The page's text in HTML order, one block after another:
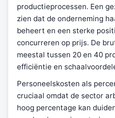
productieprocessen. Een
zien dat de onderneming
beheert en een sterke
concurreren op prijs. De
meestal tussen 20 en 40
efficiëntie en
Personeelskosten als
cruciaal omdat de sector
hoog percentage kan